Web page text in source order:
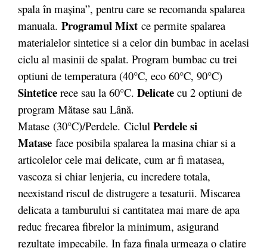
spala în maşina”, pentru care se recomanda spalarea
manuala. Programul Mixt ce permite spalarea
materialelor sintetice si a celor din bumbac in acelasi
ciclu al masinii de spalat. Program bumbac cu trei
optiuni de temperatura (40°C, eco 60°C, 90°C)
Sintetice rece sau la 60°C. Delicate cu 2 optiuni de
program Mătase sau Lână.
Matase (30°C)/Perdele. Ciclul Perdele si
Matase face posibila spalarea la masina chiar si a
articolelor cele mai delicate, cum ar fi matasea,
vascoza si chiar lenjeria, cu incredere totala,
neexistand riscul de distrugere a tesaturii. Miscarea
delicata a tamburului si cantitatea mai mare de apa
reduc frecarea fibrelor la minimum, asigurand
rezultate impecabile. In faza finala urmeaza o clatire